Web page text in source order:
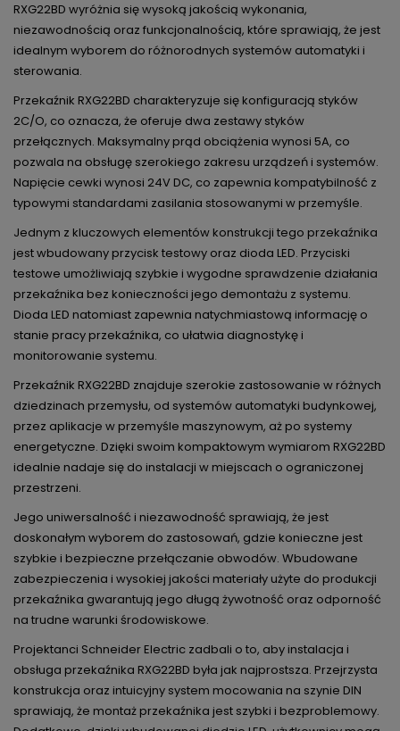
RXG22BD wyróżnia się wysoką jakością wykonania,
niezawodnością oraz funkcjonalnością, które sprawiają, że jest
idealnym wyborem do różnorodnych systemów automatyki i
sterowania.
Przekaźnik RXG22BD charakteryzuje się konfiguracją styków
2C/O, co oznacza, że oferuje dwa zestawy styków
przełącznych. Maksymalny prąd obciążenia wynosi 5A, co
pozwala na obsługę szerokiego zakresu urządzeń i systemów.
Napięcie cewki wynosi 24V DC, co zapewnia kompatybilność z
typowymi standardami zasilania stosowanymi w przemyśle.
Jednym z kluczowych elementów konstrukcji tego przekaźnika
jest wbudowany przycisk testowy oraz dioda LED. Przyciski
testowe umożliwiają szybkie i wygodne sprawdzenie działania
przekaźnika bez konieczności jego demontażu z systemu.
Dioda LED natomiast zapewnia natychmiastową informację o
stanie pracy przekaźnika, co ułatwia diagnostykę i
monitorowanie systemu.
Przekaźnik RXG22BD znajduje szerokie zastosowanie w różnych
dziedzinach przemysłu, od systemów automatyki budynkowej,
przez aplikacje w przemyśle maszynowym, aż po systemy
energetyczne. Dzięki swoim kompaktowym wymiarom RXG22BD
idealnie nadaje się do instalacji w miejscach o ograniczonej
przestrzeni.
Jego uniwersalność i niezawodność sprawiają, że jest
doskonałym wyborem do zastosowań, gdzie konieczne jest
szybkie i bezpieczne przełączanie obwodów. Wbudowane
zabezpieczenia i wysokiej jakości materiały użyte do produkcji
przekaźnika gwarantują jego długą żywotność oraz odporność
na trudne warunki środowiskowe.
Projektanci Schneider Electric zadbali o to, aby instalacja i
obsługa przekaźnika RXG22BD była jak najprostsza. Przejrzysta
konstrukcja oraz intuicyjny system mocowania na szynie DIN
sprawiają, że montaż przekaźnika jest szybki i bezproblemowy.